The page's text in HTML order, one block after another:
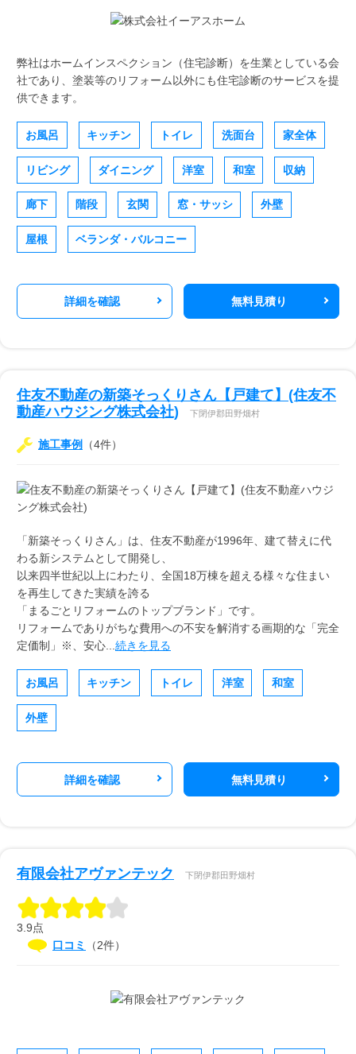
弊社はホームインスペクション（住宅診断）を生業としている会
社であり、塗装等のリフォーム以外にも住宅診断のサービスを提
供できます。
お風呂 キッチン トイレ 洗面台 家全体
リビング ダイニング 洋室 和室 収納
廊下 階段 玄関 窓・サッシ 外壁
屋根 ベランダ・バルコニー
詳細を確認 無料見積り
住友不動産の新築そっくりさん【戸建て】(住友不
動産ハウジング株式会社)
下閉伊郡田野畑村
施工事例 （4件）
「新築そっくりさん」は、住友不動産が1996年、建て替えに代
わる新システムとして開発し、
以来四半世紀以上にわたり、全国18万棟を超える様々な住まい
を再生してきた実績を誇る
「まるごとリフォームのトップブランド」です。
リフォームでありがちな費用への不安を解消する画期的な「完全
定価制」※、安心... 続きを見る
お風呂 キッチン トイレ 洋室 和室
外壁
詳細を確認 無料見積り
有限会社アヴァンテック 下閉伊郡田野畑村
3.9点
口コミ
（2件）